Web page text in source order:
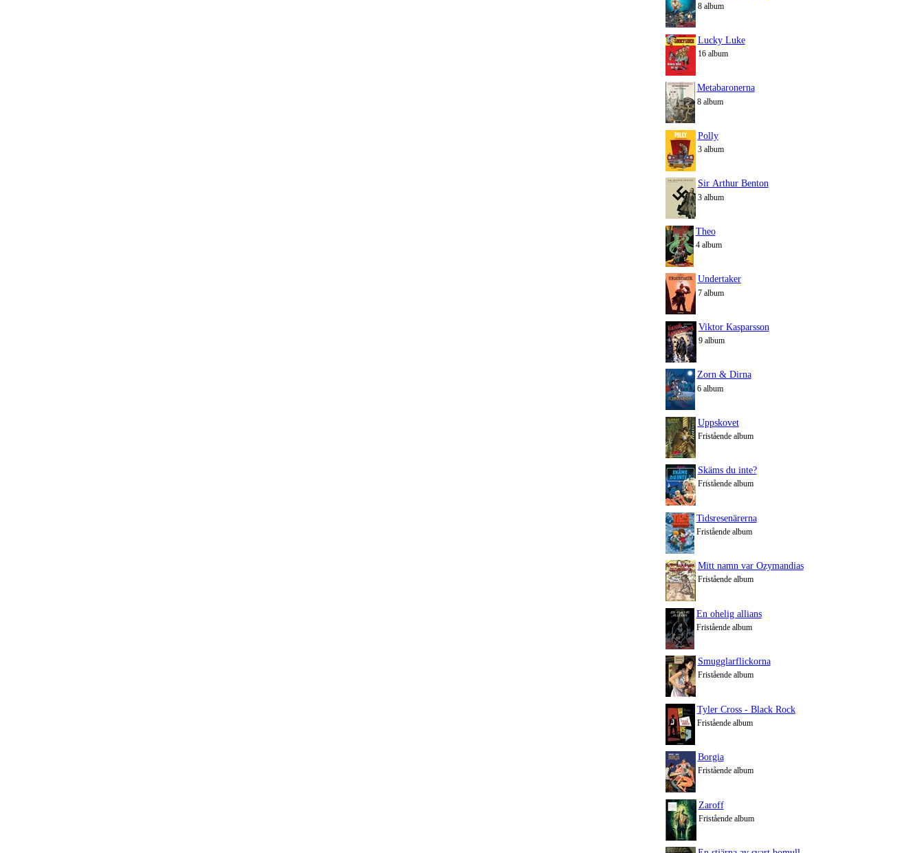
8 album
Lucky Luke
16 album
Metabaronerna
8 album
Polly
3 album
Sir Arthur Benton
3 album
Theo
4 album
Undertaker
7 album
Viktor Kasparsson
9 album
Zorn & Dirna
6 album
Uppskovet
Fristående album
Skäms du inte?
Fristående album
Tidsresenärerna
Fristående album
Mitt namn var Ozymandias
Fristående album
En ohelig allians
Fristående album
Smugglarflickorna
Fristående album
Tyler Cross - Black Rock
Fristående album
Borgia
Fristående album
Zaroff
Fristående album